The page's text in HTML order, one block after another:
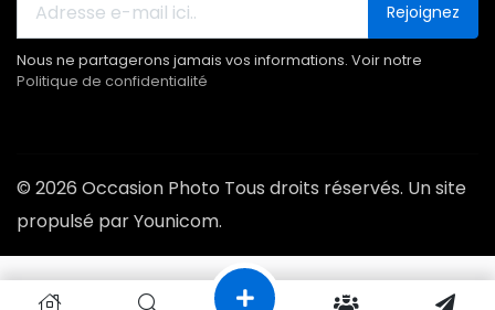
Rejoignez
Nous ne partagerons jamais vos informations. Voir notre
Politique de confidentialité
© 2026 Occasion Photo Tous droits réservés. Un site
propulsé par Younicom.